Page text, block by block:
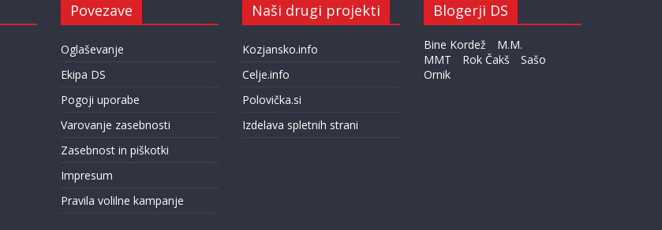
Povezave
Oglaševanje
Ekipa DS
Pogoji uporabe
Varovanje zasebnosti
Zasebnost in piškotki
Impresum
Pravila volilne kampanje
Naši drugi projekti
Kozjansko.info
Celje.info
Polovička.si
Izdelava spletnih strani
Blogerji DS
Bine Kordež
M.M.
MMT
Rok Čakš
Sašo
Ornik